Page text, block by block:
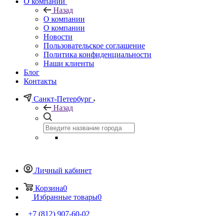
Назад
О компании
О компании
Новости
Пользовательское соглашение
Политика конфиденциальности
Наши клиенты
Блог
Контакты
Санкт-Петербург
Назад
Личный кабинет
Корзина0
Избранные товары0
+7 (812) 907-60-02